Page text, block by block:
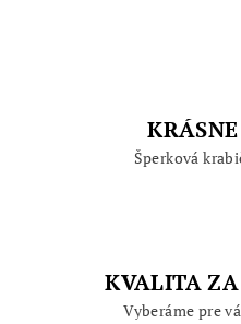
Šperková
KVALITA ZA
Vyberáme pre